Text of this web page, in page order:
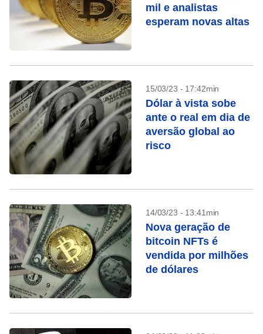
mil e analistas
esperam novas altas
15/03/23 - 17:42min
Dólar à vista sobe
ante o real em dia de
aversão global ao
risco
14/03/23 - 13:41min
Nova geração de
bitcoin NFTs é
vendida por milhões
de dólares